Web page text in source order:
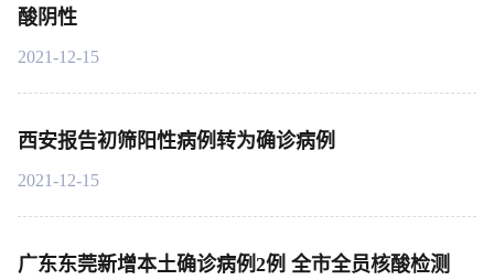
酸阴性
2021-12-15
西安报告初筛阳性病例转为确诊病例
2021-12-15
广东东莞新增本土确诊病例2例 全市全员核酸检测